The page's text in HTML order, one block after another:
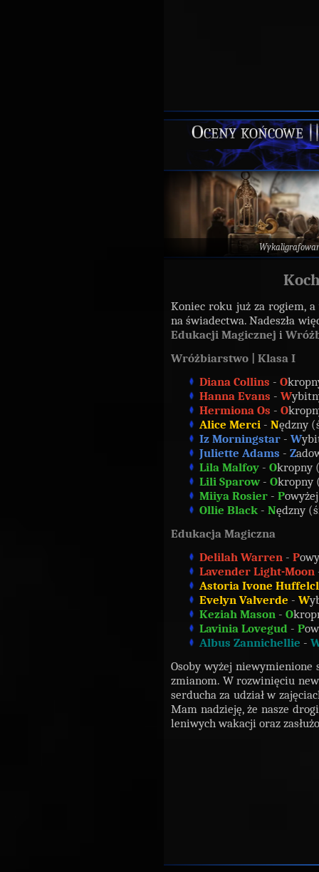
Oceny końcowe
Koniec roku już za rogiem,
na świadectwa. Nadeszła
Edukacji Magicznej i
Wróżbiarstwo | Klasa I
Diana Collins - O
Hanna Evans - W
Hermiona Os - O
Alice Merci - Nędzny
Iz Morningstar - W
Juliette Adams - Z
Lila Malfoy - Okropny
Lili Sparow- Okropny
Miiya Rosier - P
Ollie Black - Nędzny
Edukacja Magiczna
Delilah Warren - P
Lavender Light-Moon
Astoria Ivone
Evelyn Valverde - W
Keziah Mason - O
Lavinia Lovegud - P
Albus Zannichellie -
Osoby wyżej niewymienione
zmianom. W rozwinięciu
serducha za udział w
Mam nadzieję, że nasze
leniwych wakacji oraz